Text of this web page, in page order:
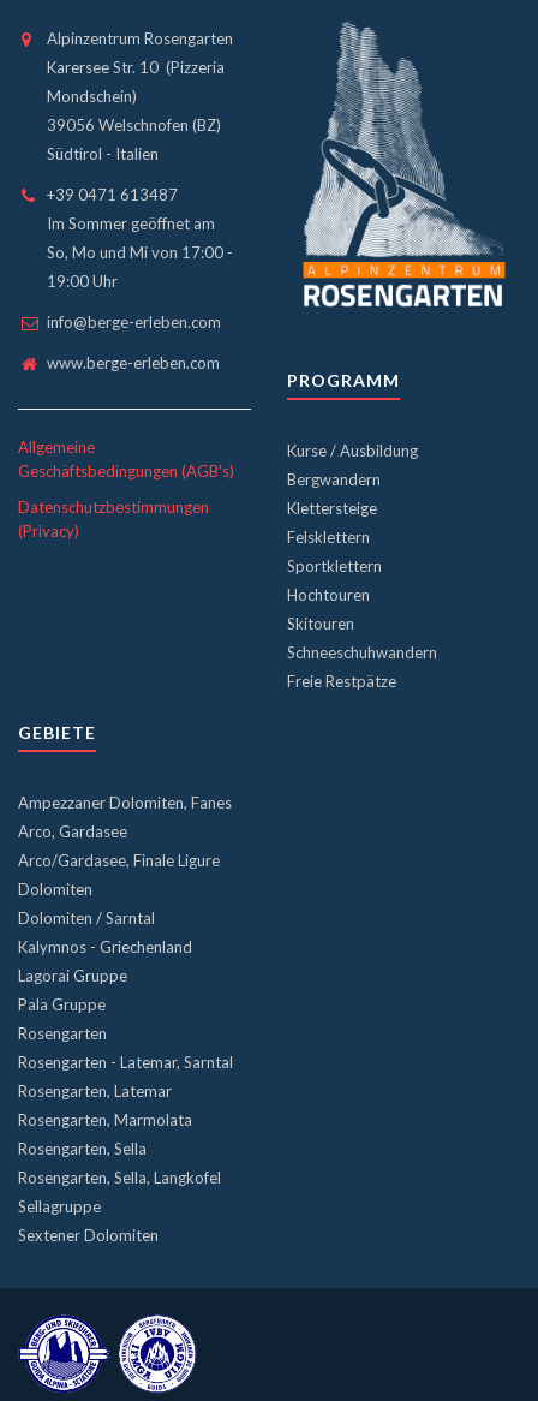
Alpinzentrum Rosengarten
Karersee Str. 10 (Pizzeria
Mondschein)
39056 Welschnofen (BZ)
Südtirol - Italien
+39 0471 613487
Im Sommer geöffnet am
So, Mo und Mi von 17:00 -
19:00 Uhr
info@berge-erleben.com
www.berge-erleben.com
Allgemeine
Geschäftsbedingungen (AGB's)
Datenschutzbestimmungen
(Privacy)
PROGRAMM
Kurse / Ausbildung
Bergwandern
Klettersteige
Felsklettern
Sportklettern
Hochtouren
Skitouren
Schneeschuhwandern
Freie Restpätze
GEBIETE
Ampezzaner Dolomiten, Fanes
Arco, Gardasee
Arco/Gardasee, Finale Ligure
Dolomiten
Dolomiten / Sarntal
Kalymnos - Griechenland
Lagorai Gruppe
Pala Gruppe
Rosengarten
Rosengarten - Latemar, Sarntal
Rosengarten, Latemar
Rosengarten, Marmolata
Rosengarten, Sella
Rosengarten, Sella, Langkofel
Sellagruppe
Sextener Dolomiten